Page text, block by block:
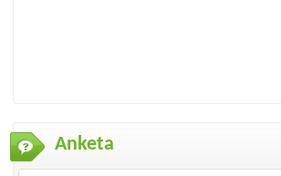
Anketa